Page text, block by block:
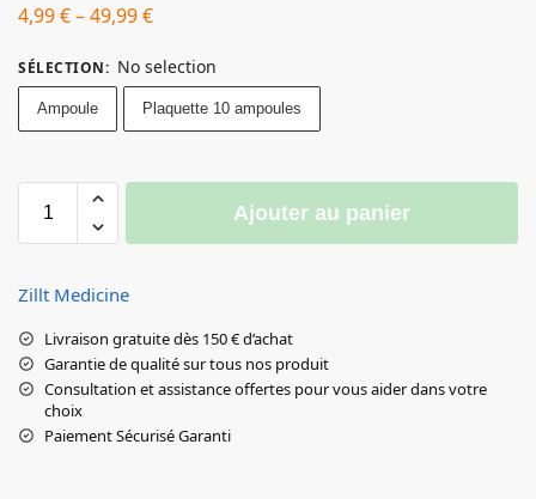
4,99€–49,99€
SÉLECTION: No selection
Ampoule Plaquette 10 ampoules
Ajouter au panier
Zillt Medicine
Livraison gratuite dès 150 € d’achat
Garantie de qualité sur tous nos produit
Consultation et assistance offertes pour vous aider dans votre
choix
Paiement Sécurisé Garanti